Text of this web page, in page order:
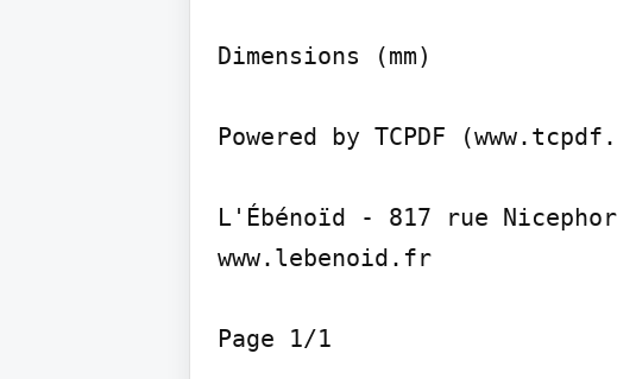
Dimensions (mm)
Powered by TCPDF
L'Ébénoïd - 817 rue
www.lebenoid.fr
Page 1/1